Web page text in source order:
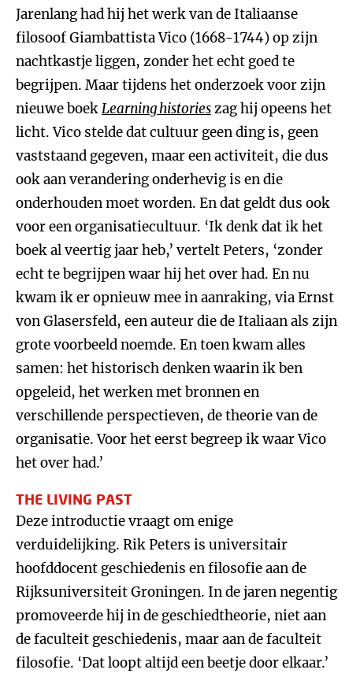
Jarenlang had hij het werk van de Italiaanse
filosoof Giambattista Vico (1668-1744) op zijn
nachtkastje liggen, zonder het echt goed te
begrijpen. Maar tijdens het onderzoek voor zijn
nieuwe boekLearning historieszag hij opeens het
licht. Vico stelde dat cultuur geen ding is, geen
vaststaand gegeven, maar een activiteit, die dus
ook aan verandering onderhevig is en die
onderhouden moet worden. En dat geldt dus ook
voor een organisatiecultuur. ‘Ik denk dat ik het
boek al veertig jaar heb,’ vertelt Peters, ‘zonder
echt te begrijpen waar hij het over had. En nu
kwam ik er opnieuw mee in aanraking, via Ernst
von Glasersfeld, een auteur die de Italiaan als zijn
grote voorbeeld noemde. En toen kwam alles
samen: het historisch denken waarin ik ben
opgeleid, het werken met bronnen en
verschillende perspectieven, de theorie van de
organisatie. Voor het eerst begreep ik waar Vico
het over had.’
THE LIVING PAST
Deze introductie vraagt om enige
verduidelijking. Rik Peters is universitair
hoofddocent geschiedenis en filosofie aan de
Rijksuniversiteit Groningen. In de jaren negentig
promoveerde hij in de geschiedtheorie, niet aan
de faculteit geschiedenis, maar aan de faculteit
filosofie. ‘Dat loopt altijd een beetje door elkaar.’